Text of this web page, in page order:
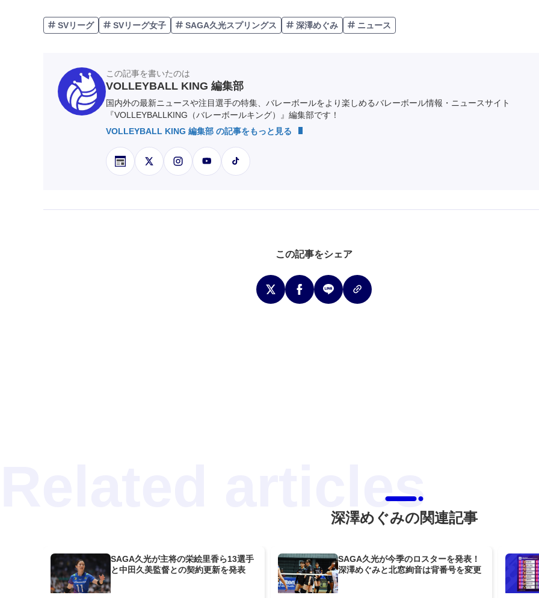
SVリーグ SVリーグ女子 SAGA久光スプリングス 深澤めぐみ ニュース
この記事を書いたのは
VOLLEYBALL KING 編集部
国内外の最新ニュースや注目選手の特集、バレーボールをより楽しめるバレーボール情報・ニュースサイト
『VOLLEYBALLKING（バレーボールキング）』編集部です！
VOLLEYBALL KING 編集部 の記事をもっと見る
この記事をシェア
深澤めぐみの関連記事
SAGA久光が主将の栄絵里香ら13選手
と中田久美監督との契約更新を発表
SAGA久光が今季のロスターを発表！
深澤めぐみと北窓絢音は背番号を変更